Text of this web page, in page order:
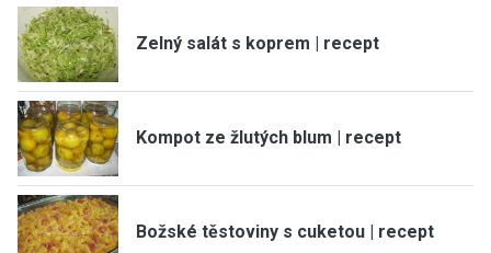
Zelný salát s koprem | recept
Kompot ze žlutých blum | recept
Božské těstoviny s cuketou | recept